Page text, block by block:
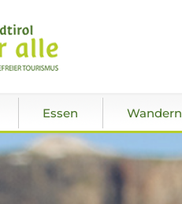
Essen Wandern